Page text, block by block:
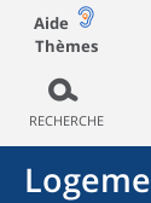
Aide
Thèmes
RECHERCHE